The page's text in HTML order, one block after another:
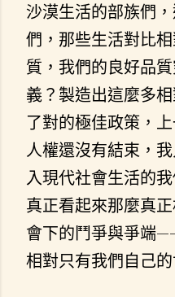
沙漠生活的部族們
們，那些生活對比
質，我們的良好品
義？製造出這麼多
了對的極佳政策，
人權還沒有結束，
入現代社會生活的
真正看起來那麼真
會下的鬥爭與爭端
相對只有我們自己